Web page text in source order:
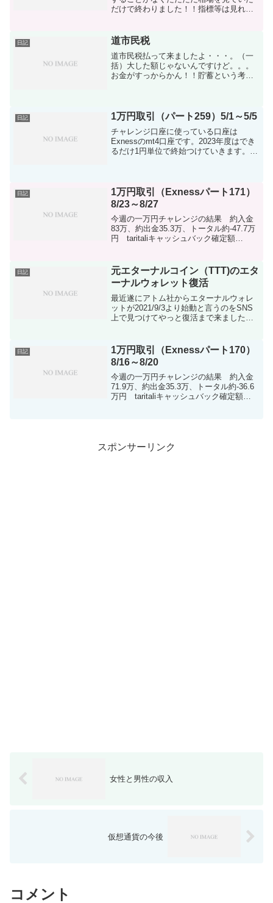
だけで終わりました！！指標等は見れる
た週ですよねぇ！！かなり動いたのでは
ないでしょうか。...
日記 道市民税
道市民税払って来ましたよ・・・。（一
括）大した額じゃないんですけど。。。
お金がすっからかん！！貯蓄という考え
（ボラ強い）中で取引する...
日記 1万円取引（パート259）5/1～5/5
チャレンジ口座に使っている口座は
Exnessのmt4口座です。2023年度はでき
るだけ1円単位で終始つけていきます。入
日記
1万円取引（Exnessパート171）
8/23～8/27
今週の一万円チャレンジの結果 約入金
83万、約出金35.3万、トータル約-47.7万
円 taritaliキャッシュバック確定額
金をしてやられてしまった私です。...
日記
元エターナルコイン（TTT)のエタ
ーナルウォレット復活
最近遂にアトム社からエターナルウォレ
ットが2021/9/3より始動と言うのをSNS
上で見つけてやっと復活まで来ましたね
年の時ですがそれから紆余曲折がありま
したよ。エ...
日記
1万円取引（Exnessパート170）
8/16～8/20
今週の一万円チャレンジの結果 約入金
71.9万、約出金35.3万、トータル約-36.6
万円 taritaliキャッシュバック確定額
スポンサーリンク
女性と男性の収入
仮想通貨の今後
コメント